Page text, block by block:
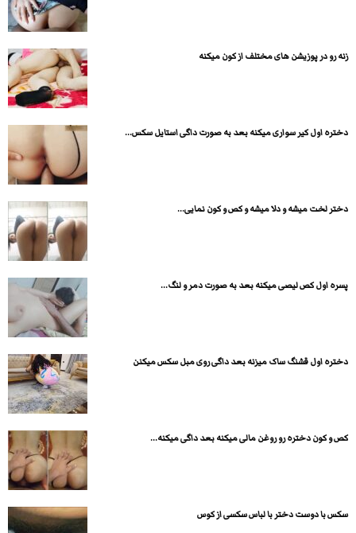
زنه رو در پوزیشن های مختلف از کون میکنه
دختره اول کیر سواری میکنه بعد به صورت داگی استایل سکس...
دختر لخت میشه و دلا میشه و کص و کون نمایی...
پسره اول کص لیصی میکنه بعد به صورت دمر و لنگ...
دختره اول قشنگ ساک میزنه بعد داگی روی مبل سکس میکنن
کص و کون دختره رو روغن مالی میکنه بعد داگی میکنه...
سکس با دوست دختر با لباس سکسی از کوس